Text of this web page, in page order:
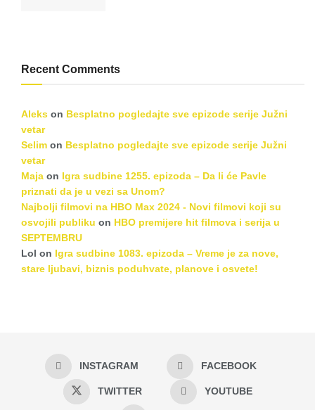
Recent Comments
Aleks on Besplatno pogledajte sve epizode serije Južni
vetar
Selim on Besplatno pogledajte sve epizode serije Južni
vetar
Maja on Igra sudbine 1255. epizoda – Da li će Pavle
priznati da je u vezi sa Unom?
Najbolji filmovi na HBO Max 2024 - Novi filmovi koji su
osvojili publiku on HBO premijere hit filmova i serija u
SEPTEMBRU
Lol on Igra sudbine 1083. epizoda – Vreme je za nove,
stare ljubavi, biznis poduhvate, planove i osvete!
INSTAGRAM FACEBOOK
TWITTER YOUTUBE